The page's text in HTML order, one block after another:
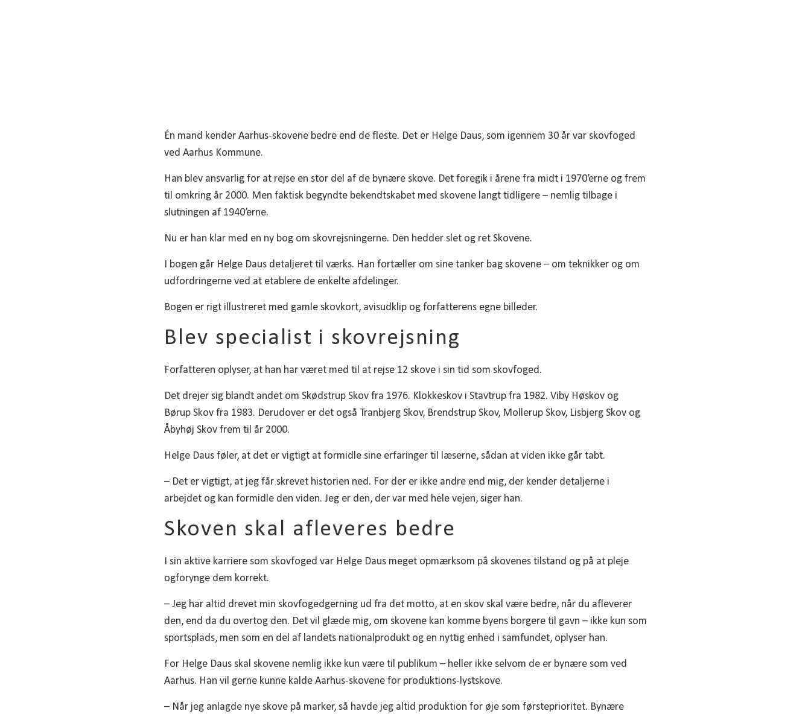
Én mand kender Aarhus-skovene bedre end de fleste. Det er Helge Daus, som igennem 30 år var skovfoged
ved Aarhus Kommune.
Han blev ansvarlig for at rejse en stor del af de bynære skove. Det foregik i årene fra midt i 1970’erne og frem
til omkring år 2000. Men faktisk begyndte bekendtskabet med skovene langt tidligere – nemlig tilbage i
slutningen af 1940’erne.
Nu er han klar med en ny bog om skovrejsningerne. Den hedder slet og ret Skovene.
I bogen går Helge Daus detaljeret til værks. Han fortæller om sine tanker bag skovene – om teknikker og om
udfordringerne ved at etablere de enkelte afdelinger.
Bogen er rigt illustreret med gamle skovkort, avisudklip og forfatterens egne billeder.
Blev specialist i skovrejsning
Forfatteren oplyser, at han har været med til at rejse 12 skove i sin tid som skovfoged.
Det drejer sig blandt andet om Skødstrup Skov fra 1976. Klokkeskov i Stavtrup fra 1982. Viby Høskov og
Børup Skov fra 1983. Derudover er det også Tranbjerg Skov, Brendstrup Skov, Mollerup Skov, Lisbjerg Skov og
Åbyhøj Skov frem til år 2000.
Helge Daus føler, at det er vigtigt at formidle sine erfaringer til læserne, sådan at viden ikke går tabt.
– Det er vigtigt, at jeg får skrevet historien ned. For der er ikke andre end mig, der kender detaljerne i
arbejdet og kan formidle den viden. Jeg er den, der var med hele vejen, siger han.
Skoven skal afleveres bedre
I sin aktive karriere som skovfoged var Helge Daus meget opmærksom på skovenes tilstand og på at pleje
ogforynge dem korrekt.
– Jeg har altid drevet min skovfogedgerning ud fra det motto, at en skov skal være bedre, når du afleverer
den, end da du overtog den. Det vil glæde mig, om skovene kan komme byens borgere til gavn – ikke kun som
sportsplads, men som en del af landets nationalprodukt og en nyttig enhed i samfundet, oplyser han.
For Helge Daus skal skovene nemlig ikke kun være til publikum – heller ikke selvom de er bynære som ved
Aarhus. Han vil gerne kunne kalde Aarhus-skovene for produktions-lystskove.
– Når jeg anlagde nye skove på marker, så havde jeg altid produktion for øje som førsteprioritet. Bynære